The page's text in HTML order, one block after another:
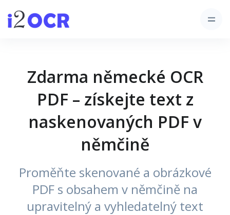
Zdarma německé OCR
PDF – získejte text z
naskenovaných PDF v
němčině
Proměňte skenované a obrázkové
PDF s obsahem v němčině na
upravitelný a vyhledatelný text